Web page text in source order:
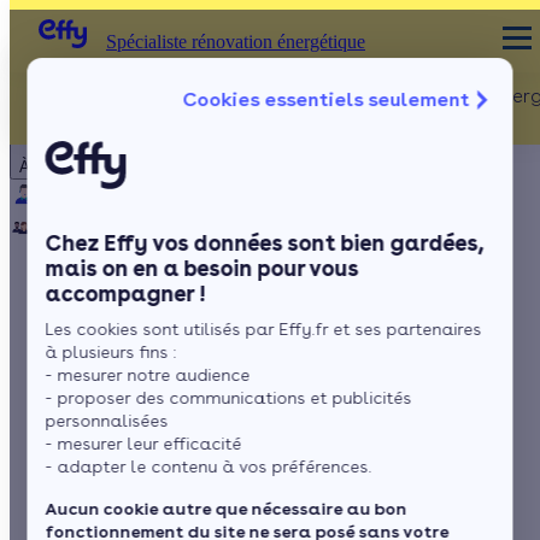
Cookies essentiels seulement
Chez Effy vos données sont bien gardées,
mais on en a besoin pour vous
accompagner !
Les cookies sont utilisés par Effy.fr et ses partenaires
à plusieurs fins :
- mesurer notre audience
- proposer des communications et publicités
personnalisées
- mesurer leur efficacité
- adapter le contenu à vos préférences.
Aucun cookie autre que nécessaire au bon
fonctionnement du site ne sera posé sans votre
À propos
Notre équipe
Rejoignez-nous Presse
Spécialiste rénovation énergétique Rénovation
Murs
Sols
Spécialiste rénovation énergétique
Isolation : zoom sur
le pare-vapeur
par Romane Saget
Sommaire